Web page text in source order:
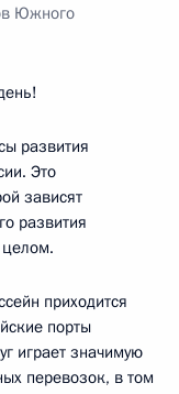
Южного
развития
Это
зависят
развития
целом.
приходится
порты
играет значимую
перевозок, в том